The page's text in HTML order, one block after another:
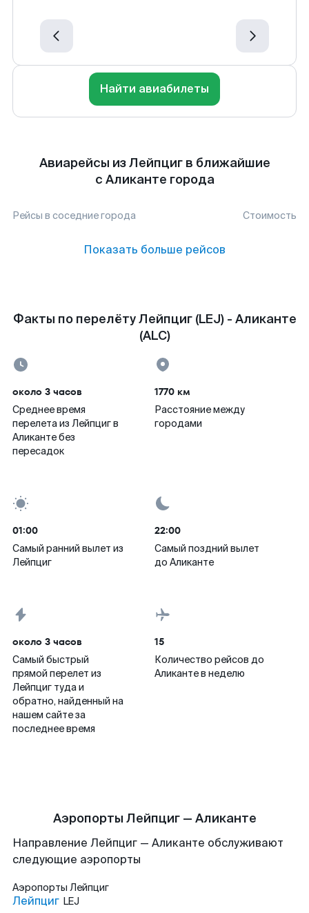
Найти авиабилеты
Авиарейсы из Лейпциг в ближайшие
с Аликанте города
Рейсы в соседние города Стоимость
Показать больше рейсов
Факты по перелёту Лейпциг (LEJ) - Аликанте
(ALC)
около 3 часов
Среднее время
перелета из Лейпциг в
Аликанте без
пересадок
1770 км
Расстояние между
городами
01:00
Самый ранний вылет из
Лейпциг
22:00
Самый поздний вылет
до Аликанте
около 3 часов
Самый быстрый
прямой перелет из
Лейпциг туда и
обратно, найденный на
нашем сайте за
последнее время
15
Количество рейсов до
Аликанте в неделю
Аэропорты Лейпциг — Аликанте
Направление Лейпциг — Аликанте обслуживают
следующие аэропорты
Аэропорты Лейпциг
Лейпциг LEJ